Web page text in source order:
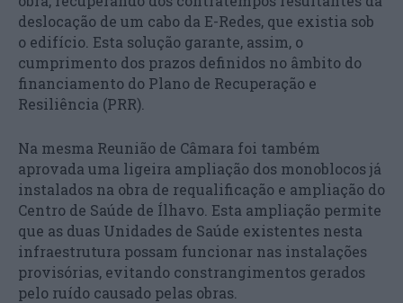
deslocação de um cabo da E-Redes, que existia sob
o edifício. Esta solução garante, assim, o
cumprimento dos prazos definidos no âmbito do
financiamento do Plano de Recuperação e
Resiliência (PRR).
Na mesma Reunião de Câmara foi também
aprovada uma ligeira ampliação dos monoblocos já
instalados na obra de requalificação e ampliação do
Centro de Saúde de Ílhavo. Esta ampliação permite
que as duas Unidades de Saúde existentes nesta
infraestrutura possam funcionar nas instalações
provisórias, evitando constrangimentos gerados
pelo ruído causado pelas obras.